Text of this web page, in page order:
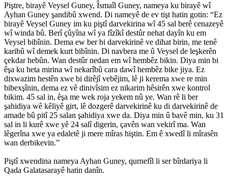
Piştre, birayê Veysel Guney, Îsmaîl Guney, nameya ku birayê wî
Ayhan Guney şandibû xwend. Di nameyê de ev tişt hatin gotin: “Ez
birayê Veysel Guney im ku piştî darvekirina wî 45 sal berê cenazeyê
wî winda bû. Berî çûyîna wî ya fîzîkî destûr nehat dayîn ku em
Veysel bibînin. Dema ew ber bi darvekirinê ve dihat birin, me tenê
karibû wî demek kurt bibînin. Di navbera me û Veysel de leşkerên
çekdar hebûn. Wan destûr nedan em wî hembêz bikin. Diya min bi
êşa ku heta mirina wî nekarîbû cara dawî hembêz bike jiya. Ez
dixwazim hestên xwe bi dirêjî vebêjim, lê ji kerema xwe re min
bibexşînin, dema ez vê dinivîsim ez nikarim hêsirên xwe kontrol
bikim. 45 sal in, êşa me wek roja yekem nû ye. Wan rê li ber
şahidiya wê kêliyê girt, lê dozgerê darvekirinê ku di darvekirinê de
amade bû pitî 25 salan şahidiya xwe da. Diya min û bavê min, ku 31
sal in li kurê xwe yê 24 salî digerin, çavên wan vekirî ma. Wan
lêgerîna xwe ya edaletê ji mere mîras hiştin. Em ê xwedî li mîrasên
wan derbikevin.”
Piştî xwendina nameya Ayhan Guney, qurnefîl li ser bîrdariya li
Qada Galatasarayê hatin danîn.